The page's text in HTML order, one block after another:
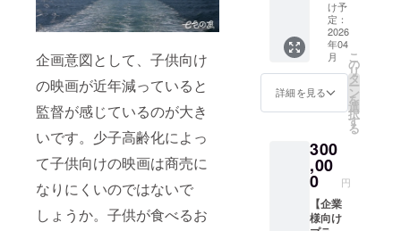
企画意図として、子供向け
の映画が近年減っていると
監督が感じているのが大き
いです。少子高齢化によっ
て子供向けの映画は商売に
なりにくいのではないで
しょうか。子供が食べるお
まして
は、支
援者様
のメー
ルアド
レスに
送信予
配布禁
止、今
後当作
品は無
料公開
を想定
考欄に
希望さ
れるお
名前を
ご記入
くださ
い。 ▷
いて 映
画内に
登場す
るなか
じま廃
校水族
画内の
エンド
ロール
にて、
支援者
様のお
名前
（ニッ
クネー
掲載し
ます。
・掲載
方法：
文字の
み、ロ
ンド
ロール
（中）&
グッズ1
点（ク
リア
ファイ
ル）&
メイキ
真 & 脚
本 ＋
DVD &
監督か
らの言
葉＋試
け予
定：
2026
年04
月
詳細を見る
こ
の
リ
タ
ー
ン
を
選
択
す
る
300
,00
0 円
【企業
様向け